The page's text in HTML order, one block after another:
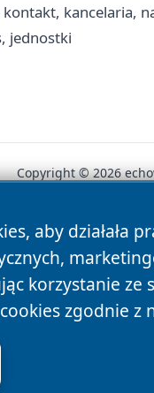
kancelaria,
jednostki
aby działała
korzystanie ze
zgodnie z
Copyright © 2026
News Autorzy